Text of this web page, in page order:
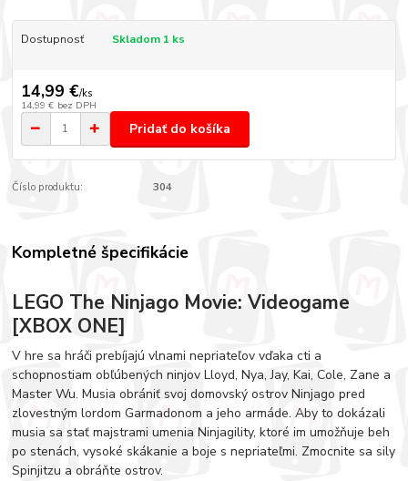
Dostupnosť Skladom 1 ks
14,99 €/ks
14,99 € bez DPH
Pridať do košíka
Číslo produktu: 304
Kompletné špecifikácie
LEGO The Ninjago Movie: Videogame
[XBOX ONE]
V hre sa hráči prebíjajú vlnami nepriateľov vďaka cti a
schopnostiam obľúbených ninjov Lloyd, Nya, Jay, Kai, Cole, Zane a
Master Wu. Musia obrániť svoj domovský ostrov Ninjago pred
zlovestným lordom Garmadonom a jeho armáde. Aby to dokázali
musia sa stať majstrami umenia Ninjagility, ktoré im umožňuje beh
po stenách, vysoké skákanie a boje s nepriateľmi. Zmocnite sa sily
Spinjitzu a obráňte ostrov.